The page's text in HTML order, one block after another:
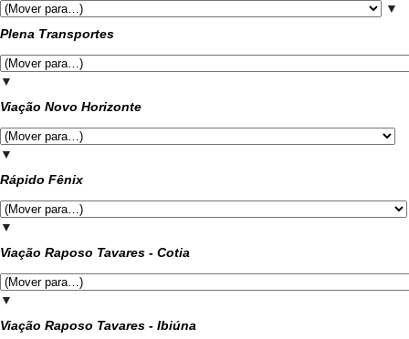
▼
Plena Transportes
▼
Viação Novo Horizonte
▼
Rápido Fênix
▼
Viação Raposo Tavares - Cotia
▼
Viação Raposo Tavares - Ibiúna